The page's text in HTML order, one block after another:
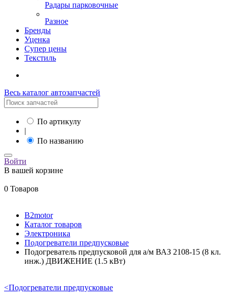
Радары парковочные
Разное
Бренды
Уценка
Супер цены
Текстиль
Весь каталог автозапчастей
По артикулу
|
По названию
Войти
В вашей корзине
0 Товаров
B2motor
Каталог товаров
Электроника
Подогреватели предпусковые
Подогреватель предпусковой для а/м ВАЗ 2108-15 (8 кл.
инж.) ДВИЖЕНИЕ (1.5 кВт)
<Подогреватели предпусковые